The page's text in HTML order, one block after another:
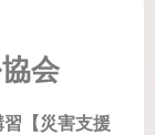
会
【災害支援